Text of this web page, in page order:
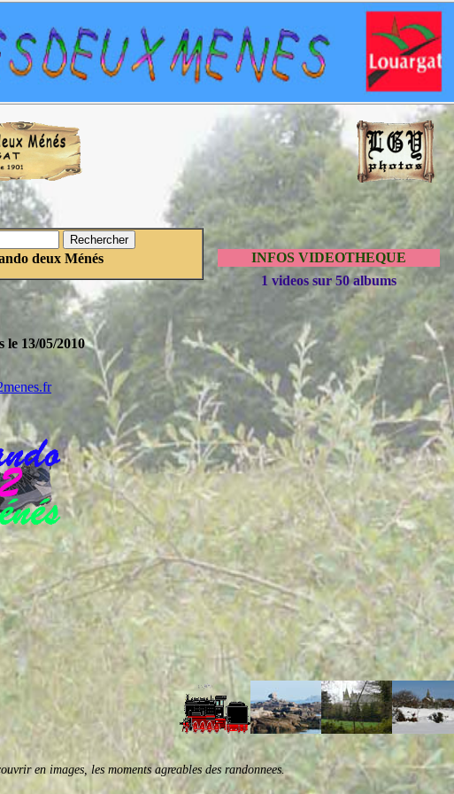
deux Ménés
le 13/05/2010
en images, les moments agreables des randonnees.
INFOS VIDEOTHEQUE
1 videos sur 50 albums